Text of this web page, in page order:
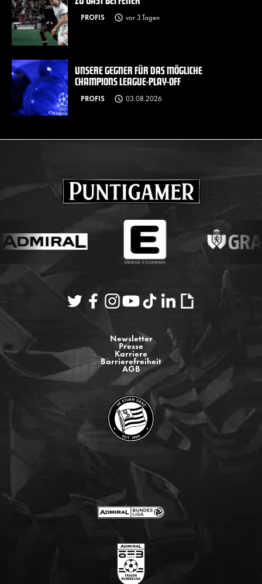
PROFIS vor 3 Tagen
UNSERE GEGNER FÜR DAS MÖGLICHE
CHAMPIONS LEAGUE-PLAY-OFF
PROFIS 03.08.2026
Newsletter
Presse
Karriere
Barrierefreiheit
AGB